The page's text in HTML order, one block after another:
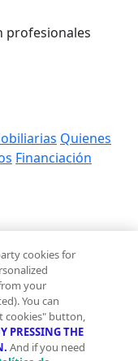
profesionales
Quienes
Financiación
cookies for
your
You can
cookies" button,
PRESSING THE
And if you need